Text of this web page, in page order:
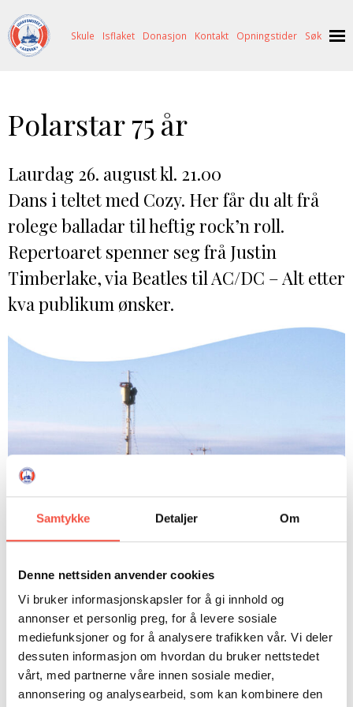
Samtykke Detaljer Om
Denne nettsiden anvender cookies
Vi bruker informasjonskapsler for å gi innhold og
annonser et personlig preg, for å levere sosiale
mediefunksjoner og for å analysere trafikken vår. Vi deler
dessuten informasjon om hvordan du bruker nettstedet
vårt, med partnerne våre innen sosiale medier,
annonsering og analysearbeid, som kan kombinere den
OM OSS
BILDE FRÅ MUSEET
UTSTILLINGAR
OVERVINTRINGSFANGST PÅ NORDAUST-GRØNLAND
RAGNAR THORSETH – LEVD LIV
ARRANGEMENT
UTLEIGE
HISTORIKK
SAMARBEIDSMUSEUM
PERSONVERNERKLÆRING
FORTELLINGAR
SVALBARD
NORDØST-GRØNLAND
SELFANGST
PETER S. BRANDAL
NETTBUTIKK
SKUTEKATALOG
ARRANGEMENT
UTLEIGE
FARGELEGG
DONASJON
Skule Isflaket Donasjon Kontakt Opningstider Søk
Polarstar 75 år
Laurdag 26. august kl. 21.00
Dans i teltet med Cozy. Her får du alt frå
rolege balladar til heftig rock’n roll.
Repertoaret spenner seg frå Justin
Timberlake, via Beatles til AC/DC – Alt etter
kva publikum ønsker.
Dette er eit av dei lokale banda som har lengst
fartstid. Kanskje er dette nettopp fordi dei er så